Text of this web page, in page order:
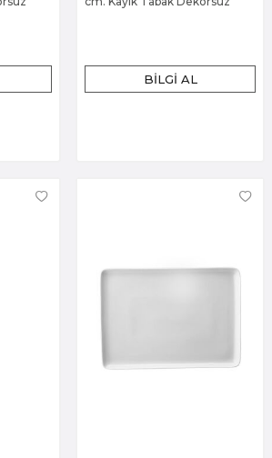
BILGI AL